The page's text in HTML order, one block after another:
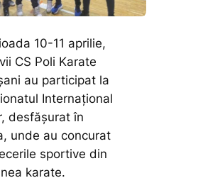
10-11 aprilie,
CS Poli Karate
au participat la
Internațional
desfășurat în
unde au concurat
sportive din
karate.